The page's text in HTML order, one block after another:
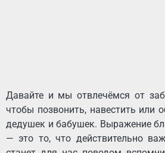
Давайте и мы отвлечёмся от
чтобы позвонить, навестить или
дедушек и бабушек. Выражение
— это то, что действительно